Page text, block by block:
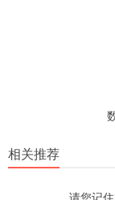
相关推荐
请您记